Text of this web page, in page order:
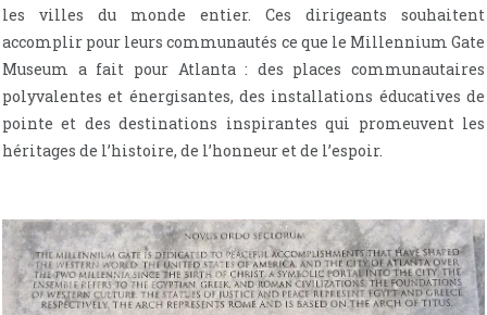
les villes du monde entier. Ces dirigeants souhaitent
accomplir pour leurs communautés ce que le Millennium Gate
Museum a fait pour Atlanta : des places communautaires
polyvalentes et énergisantes, des installations éducatives de
pointe et des destinations inspirantes qui promeuvent les
héritages de l’histoire, de l’honneur et de l’espoir.